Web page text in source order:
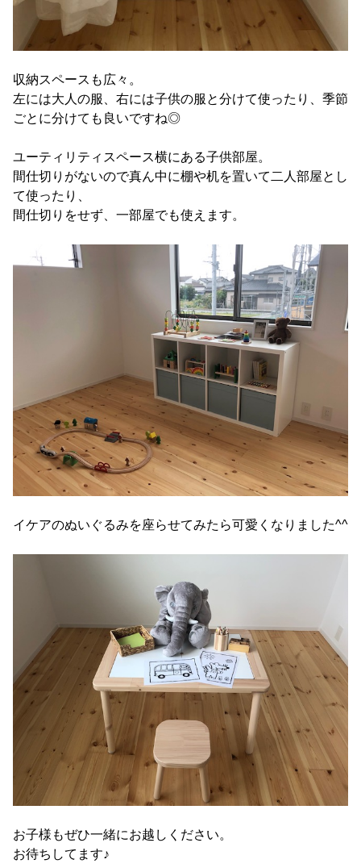
収納スペースも広々。
左には大人の服、右には子供の服と分けて使ったり、季節
ごとに分けても良いですね◎
ユーティリティスペース横にある子供部屋。
間仕切りがないので真ん中に棚や机を置いて二人部屋とし
て使ったり、
間仕切りをせず、一部屋でも使えます。
イケアのぬいぐるみを座らせてみたら可愛くなりました^^
お子様もぜひ一緒にお越しください。
お待ちしてます♪